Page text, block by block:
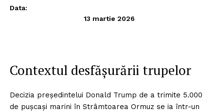
Data:
13 martie 2026
Contextul desfășurării trupelor
Decizia președintelui Donald Trump de a trimite 5.000
de pușcași marini în Strâmtoarea Ormuz se ia într-un